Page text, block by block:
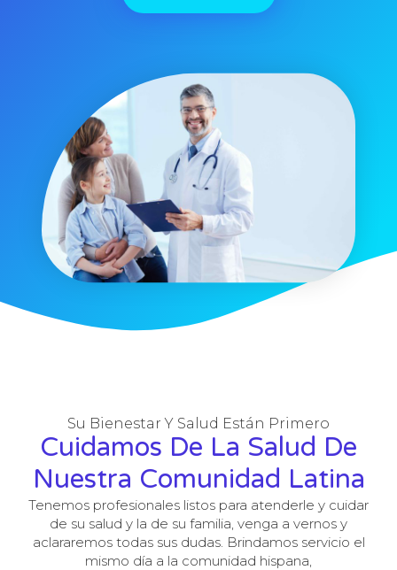
Su Bienestar Y Salud Están Primero
Cuidamos De La Salud De
Nuestra Comunidad Latina
Tenemos profesionales listos para atenderle y cuidar
de su salud y la de su familia, venga a vernos y
aclararemos todas sus dudas. Brindamos servicio el
mismo día a la comunidad hispana,